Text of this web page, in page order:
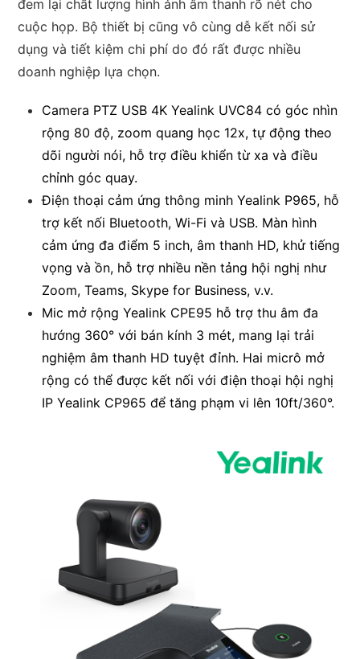
đem lại chất lượng hình ảnh âm thanh rõ nét cho
cuộc họp. Bộ thiết bị cũng vô cùng dễ kết nối sử
dụng và tiết kiệm chi phí do đó rất được nhiều
doanh nghiệp lựa chọn.
Camera PTZ USB 4K Yealink UVC84 có góc nhìn
rộng 80 độ, zoom quang học 12x, tự động theo
dõi người nói, hỗ trợ điều khiển từ xa và điều
chỉnh góc quay.
Điện thoại cảm ứng thông minhYealink P965, hỗ
trợ kết nối Bluetooth, Wi-Fi và USB. Màn hình
cảm ứng đa điểm 5 inch, âm thanh HD, khử tiếng
vọng và ồn, hỗ trợ nhiều nền tảng hội nghị như
Zoom, Teams, Skype for Business, v.v.
Mic mở rộng Yealink CPE95 hỗ trợ thu âm đa
hướng 360° với bán kính 3 mét, mang lại trải
nghiệm âm thanh HD tuyệt đỉnh. Hai micrô mở
rộng có thể được kết nối với điện thoại hội nghị
IP Yealink CP965 để tăng phạm vi lên 10ft/360°.